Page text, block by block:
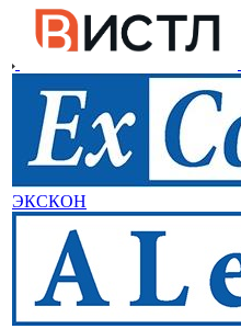
ЭКСКОН